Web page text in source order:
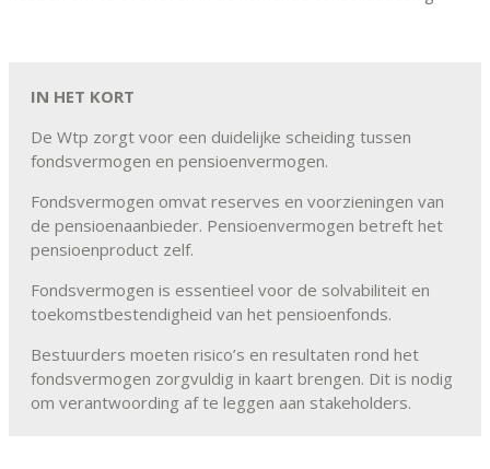
IN HET KORT
De Wtp zorgt voor een duidelijke scheiding tussen
fondsvermogen en pensioenvermogen.
Fondsvermogen omvat reserves en voorzieningen van
de pensioenaanbieder. Pensioenvermogen betreft het
pensioenproduct zelf.
Fondsvermogen is essentieel voor de solvabiliteit en
toekomstbestendigheid van het pensioenfonds.
Bestuurders moeten risico’s en resultaten rond het
fondsvermogen zorgvuldig in kaart brengen. Dit is nodig
om verantwoording af te leggen aan stakeholders.